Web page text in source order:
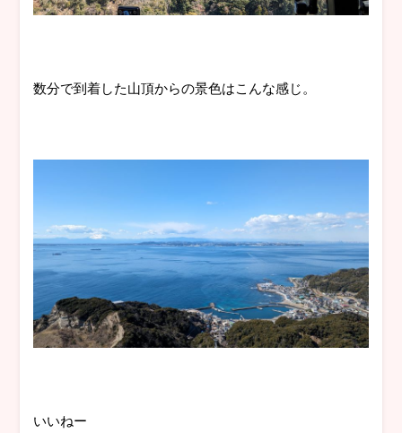
数分で到着した山頂からの景色はこんな感じ。
いいねー